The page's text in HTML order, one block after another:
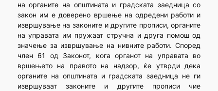
на органите на општината и градската заедница со
закон им е доверено вршење на одредени работи и
извршување на законите и другите прописи, органите
на управата им пружаат стручна и друга помош од
значење за извршување на нивните работи. Според
член 61 од Законот, кога органот на управата во
вршењето на правото на надзор, ќе утврди дека
органите на општината и градската заедница не ги
извршуваат законите и другите прописи чие